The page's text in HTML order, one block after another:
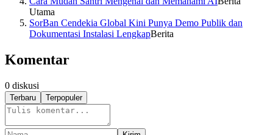
Utama
SorBan Cendekia Global Kini Punya Demo Publik dan
Dokumentasi Instalasi LengkapBerita
Komentar
0 diskusi
Terbaru Terpopuler